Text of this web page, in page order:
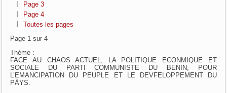
Page 3
Page 4
Toutes les pages
Page 1 sur 4
Thème :
FACE AU CHAOS ACTUEL, LA POLITIQUE ECONMIQUE ET
SOCIALE DU PARTI COMMUNISTE DU BENIN, POUR
L’EMANCIPATION DU PEUPLE ET LE DEVFELOPPEMENT DU
PÄYS.